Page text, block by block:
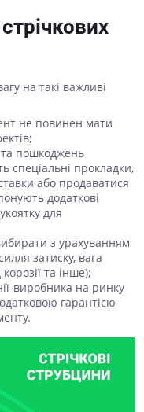
на такі важливі
не повинен мати
та пошкоджень
спеціальні прокладки,
або продаватися
додаткові
для
з урахуванням
затиску, вага
та інше);
виробника на ринку
гарантією